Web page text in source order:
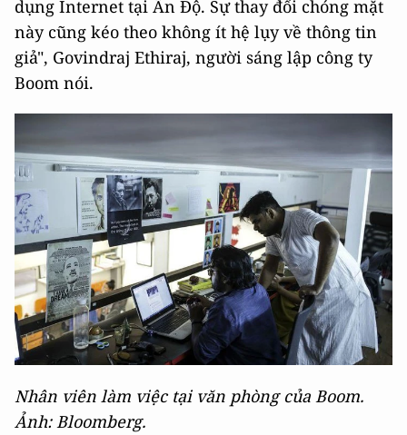
dụng Internet tại Ấn Độ. Sự thay đổi chóng mặt
này cũng kéo theo không ít hệ lụy về thông tin
giả", Govindraj Ethiraj, người sáng lập công ty
Boom nói.
Nhân viên làm việc tại văn phòng của Boom.
Ảnh: Bloomberg.